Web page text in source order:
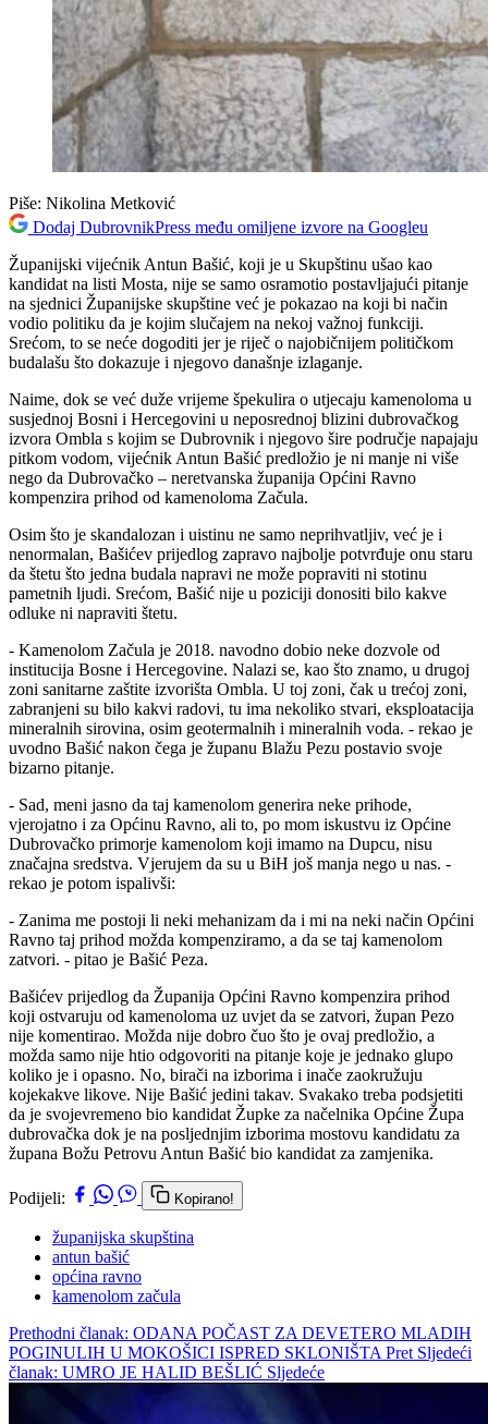
Piše: Nikolina Metković
Dodaj DubrovnikPress među omiljene izvore na Googleu
Županijski vijećnik Antun Bašić, koji je u Skupštinu ušao kao
kandidat na listi Mosta, nije se samo osramotio postavljajući pitanje
na sjednici Županijske skupštine već je pokazao na koji bi način
vodio politiku da je kojim slučajem na nekoj važnoj funkciji.
Srećom, to se neće dogoditi jer je riječ o najobičnijem političkom
budalašu što dokazuje i njegovo današnje izlaganje.
Naime, dok se već duže vrijeme špekulira o utjecaju kamenoloma u
susjednoj Bosni i Hercegovini u neposrednoj blizini dubrovačkog
izvora Ombla s kojim se Dubrovnik i njegovo šire područje napajaju
pitkom vodom, vijećnik Antun Bašić predložio je ni manje ni više
nego da Dubrovačko – neretvanska županija Općini Ravno
kompenzira prihod od kamenoloma Začula.
Osim što je skandalozan i uistinu ne samo neprihvatljiv, već je i
nenormalan, Bašićev prijedlog zapravo najbolje potvrđuje onu staru
da štetu što jedna budala napravi ne može popraviti ni stotinu
pametnih ljudi. Srećom, Bašić nije u poziciji donositi bilo kakve
odluke ni napraviti štetu.
- Kamenolom Začula je 2018. navodno dobio neke dozvole od
institucija Bosne i Hercegovine. Nalazi se, kao što znamo, u drugoj
zoni sanitarne zaštite izvorišta Ombla. U toj zoni, čak u trećoj zoni,
zabranjeni su bilo kakvi radovi, tu ima nekoliko stvari, eksploatacija
mineralnih sirovina, osim geotermalnih i mineralnih voda. - rekao je
uvodno Bašić nakon čega je županu Blažu Pezu postavio svoje
bizarno pitanje.
- Sad, meni jasno da taj kamenolom generira neke prihode,
vjerojatno i za Općinu Ravno, ali to, po mom iskustvu iz Općine
Dubrovačko primorje kamenolom koji imamo na Dupcu, nisu
značajna sredstva. Vjerujem da su u BiH još manja nego u nas. -
rekao je potom ispalivši:
- Zanima me postoji li neki mehanizam da i mi na neki način Općini
Ravno taj prihod možda kompenziramo, a da se taj kamenolom
zatvori. - pitao je Bašić Peza.
Bašićev prijedlog da Županija Općini Ravno kompenzira prihod
koji ostvaruju od kamenoloma uz uvjet da se zatvori, župan Pezo
nije komentirao. Možda nije dobro čuo što je ovaj predložio, a
možda samo nije htio odgovoriti na pitanje koje je jednako glupo
koliko je i opasno. No, birači na izborima i inače zaokružuju
kojekakve likove. Nije Bašić jedini takav. Svakako treba podsjetiti
da je svojevremeno bio kandidat Župke za načelnika Općine Župa
dubrovačka dok je na posljednjim izborima mostovu kandidatu za
župana Božu Petrovu Antun Bašić bio kandidat za zamjenika.
Podijeli: Kopirano!
županijska skupština
antun bašić
općina ravno
kamenolom začula
Prethodni članak: ODANA POČAST ZA DEVETERO MLADIH
POGINULIH U MOKOŠICI ISPRED SKLONIŠTA Pret Sljedeći
članak: UMRO JE HALID BEŠLIĆ Sljedeće